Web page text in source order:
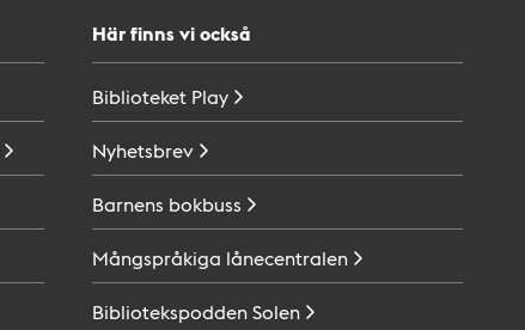
Här finns vi också
Biblioteket Play
Nyhetsbrev
Barnens bokbuss
Mångspråkiga lånecentralen
BibliotekspoddenSolen